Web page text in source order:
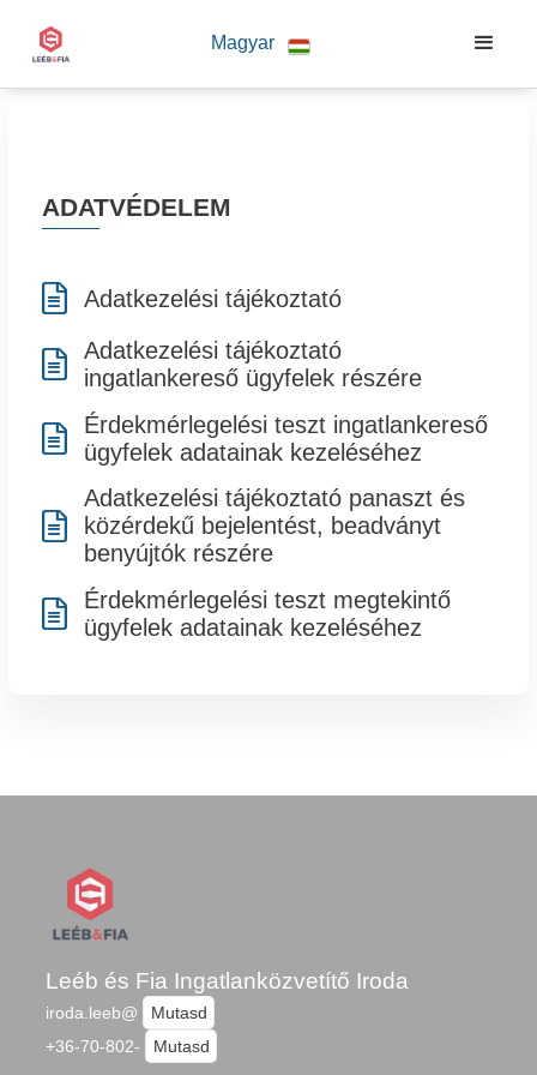
Magyar
ADATVÉDELEM
 Adatkezelési tájékoztató

Adatkezelési tájékoztató
ingatlankereső ügyfelek részére

Érdekmérlegelési teszt ingatlankereső
ügyfelek adatainak kezeléséhez

Adatkezelési tájékoztató panaszt és
közérdekű bejelentést, beadványt
benyújtók részére

Érdekmérlegelési teszt megtekintő
ügyfelek adatainak kezeléséhez
Leéb és Fia Ingatlanközvetítő Iroda
iroda.leeb@
Mutasd
+36-70-802-
Mutasd